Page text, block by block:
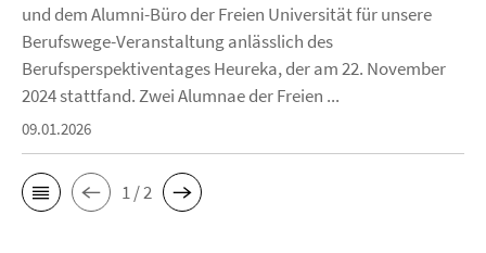
und dem Alumni-Büro der Freien Universität für unsere
Berufswege-Veranstaltung anlässlich des
Berufsperspektiventages Heureka, der am 22. November
2024 stattfand. Zwei Alumnae der Freien ...
09.01.2026
1 / 2